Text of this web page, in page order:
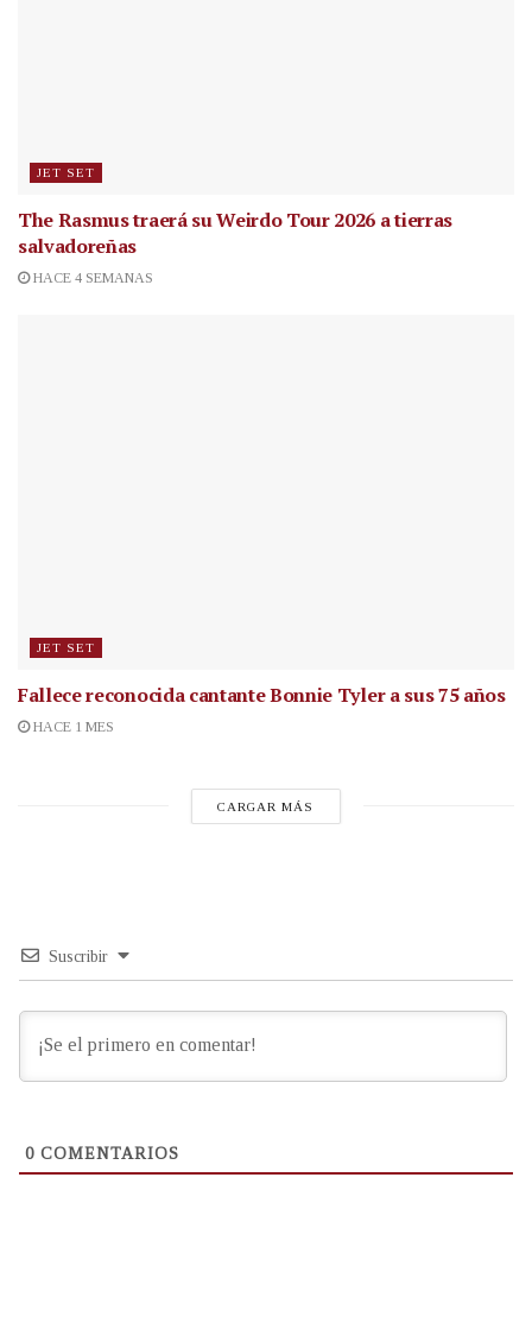
JET SET
The Rasmus traerá su Weirdo Tour 2026 a tierras
salvadoreñas
HACE 4 SEMANAS
JET SET
Fallece reconocida cantanteBonnie Tyler a sus 75 años
HACE 1 MES
CARGAR MÁS
Suscribir
0 COMENTARIOS